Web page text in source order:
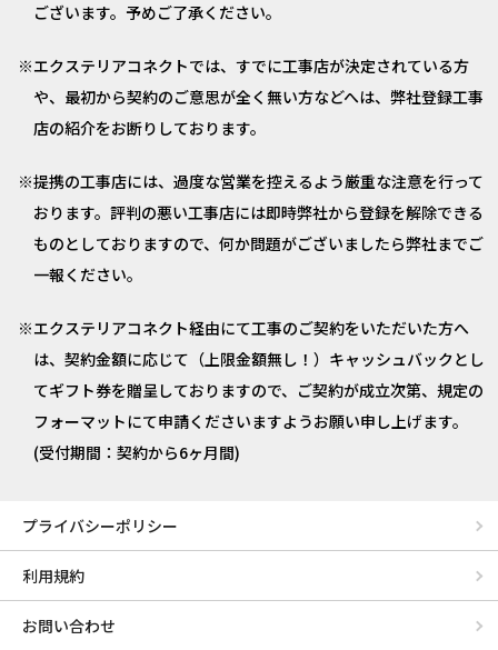
ございます。予めご了承ください。
エクステリアコネクトでは、すでに工事店が決定されている方
や、最初から契約のご意思が全く無い方などへは、弊社登録工事
店の紹介をお断りしております。
提携の工事店には、過度な営業を控えるよう厳重な注意を行って
おります。評判の悪い工事店には即時弊社から登録を解除できる
ものとしておりますので、何か問題がございましたら弊社までご
一報ください。
エクステリアコネクト経由にて工事のご契約をいただいた方へ
は、契約金額に応じて（上限金額無し！）キャッシュバックとし
てギフト券を贈呈しておりますので、ご契約が成立次第、規定の
フォーマットにて申請くださいますようお願い申し上げます。
(受付期間：契約から6ヶ月間)
プライバシーポリシー
利用規約
お問い合わせ